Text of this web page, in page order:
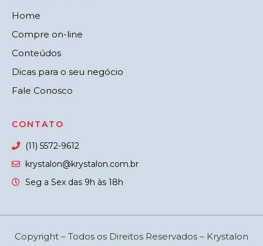
Home
Compre on-line
Conteúdos
Dicas para o seu negócio
Fale Conosco
CONTATO
(11) 5572-9612
krystalon@krystalon.com.br
Seg a Sex das 9h às 18h
Copyright – Todos os Direitos Reservados – Krystalon